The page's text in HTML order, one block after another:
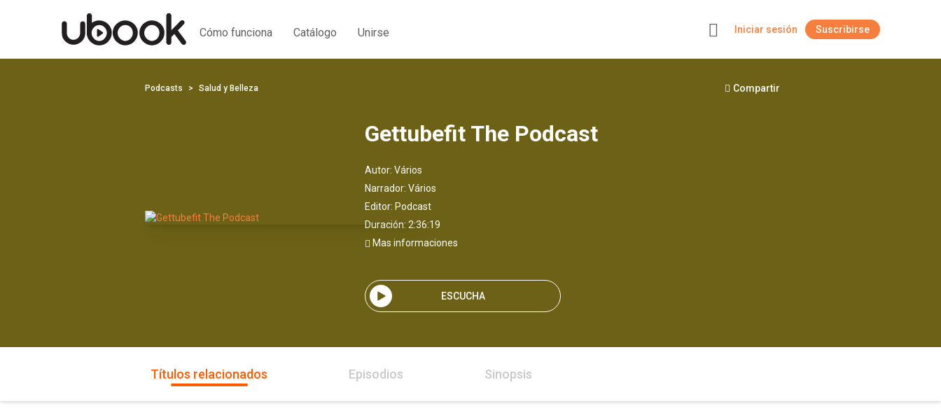
Cómo funciona Catálogo Unirse Iniciar sesión Suscribirse
Podcasts Salud y Belleza Compartir
Gettubefit The Podcast
Autor: Vários
Narrador: Vários
Editor: Podcast
Duración: 2:36:19
Mas informaciones
ESCUCHA
Títulos relacionados Episodios Sinopsis